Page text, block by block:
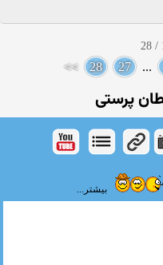
...
27
28
>>
بیشتر...